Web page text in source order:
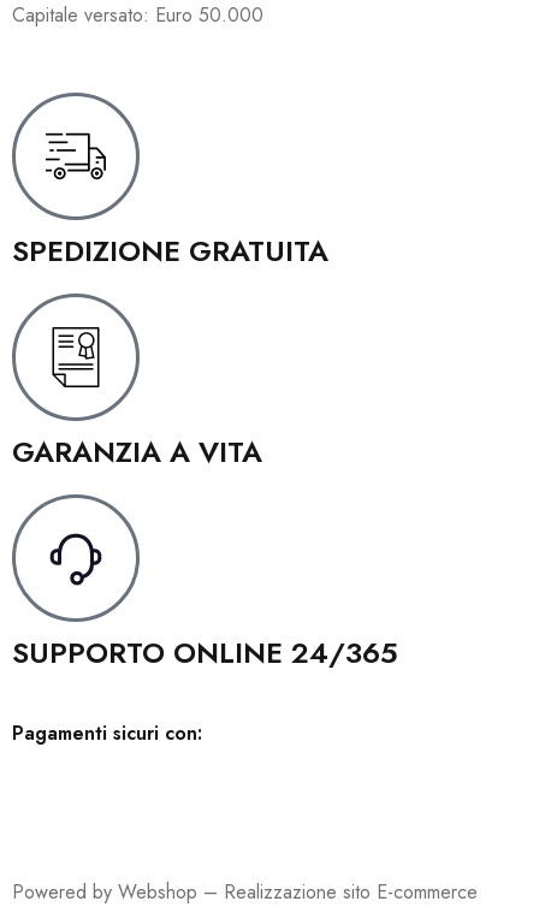
Capitale versato: Euro 50.000
SPEDIZIONE GRATUITA
GARANZIA A VITA
SUPPORTO ONLINE 24/365
Pagamenti sicuri con:
Powered by Webshop – Realizzazione sito E-commerce